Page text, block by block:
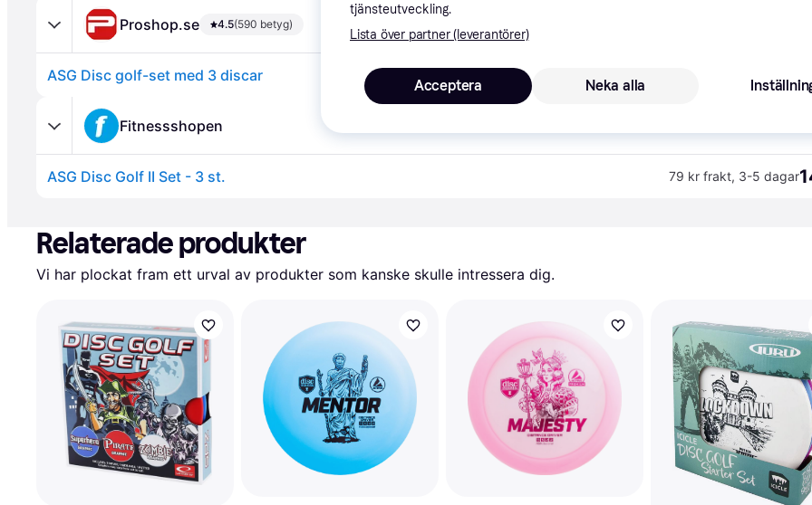
Proshop.se 4.5(590 betyg)
ASG Disc golf-set med 3 discar
Fitnessshopen
ASG Disc Golf II Set - 3 st. 79 kr frakt, 3-5 dagar
Relaterade produkter
Vi har plockat fram ett urval av produkter som kanske skulle intressera dig.
tjänsteutveckling.
Lista över partner (leverantörer)
Neka alla
Acceptera